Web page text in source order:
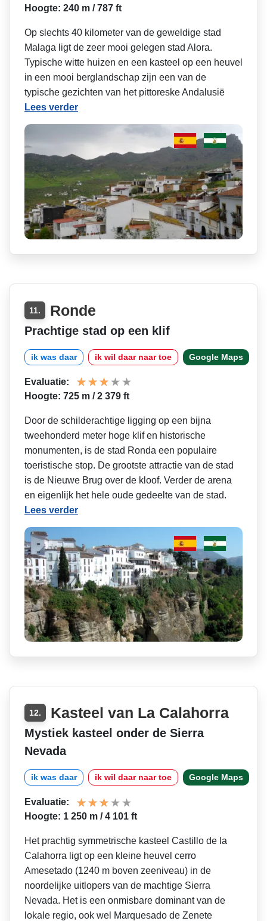
Hoogte: 240 m / 787 ft
Op slechts 40 kilometer van de geweldige stad
Malaga ligt de zeer mooi gelegen stad Alora.
Typische witte huizen en een kasteel op een heuvel
in een mooi berglandschap zijn een van de
typische gezichten van het pittoreske Andalusië
Lees verder
11. Ronde
Prachtige stad op een klif
ik was daar ik wil daar naar toe Google Maps
Evaluatie:
Hoogte: 725 m / 2 379 ft
Door de schilderachtige ligging op een bijna
tweehonderd meter hoge klif en historische
monumenten, is de stad Ronda een populaire
toeristische stop. De grootste attractie van de stad
is de Nieuwe Brug over de kloof. Verder de arena
en eigenlijk het hele oude gedeelte van de stad.
Lees verder
12. Kasteel van La Calahorra
Mystiek kasteel onder de Sierra
Nevada
ik was daar ik wil daar naar toe Google Maps
Evaluatie:
Hoogte: 1 250 m / 4 101 ft
Het prachtig symmetrische kasteel Castillo de la
Calahorra ligt op een kleine heuvel cerro
Amesetado (1240 m boven zeeniveau) in de
noordelijke uitlopers van de machtige Sierra
Nevada. Het is een onmisbare dominant van de
lokale regio, ook wel Marquesado de Zenete